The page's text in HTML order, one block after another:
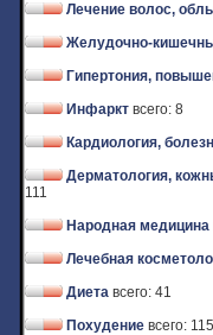
Лечение волос,
Желудочно-
Гипертония,
Инфаркт всего: 8
Кардиология,
Дерматология,
111
Народная медицина
Лечебная
Диета всего: 41
Похудение всего: 115